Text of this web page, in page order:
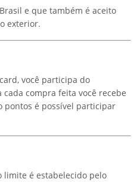
e que também é aceito
exterior.
você participa do
compra feita você recebe
pontos é possível participar
limite é estabelecido pelo